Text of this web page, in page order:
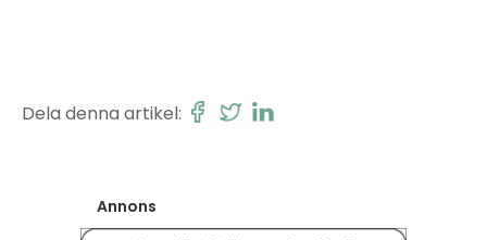
Dela denna artikel:
Annons